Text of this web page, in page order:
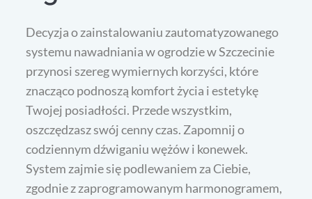
Decyzja o zainstalowaniu zautomatyzowanego
systemu nawadniania w ogrodzie w Szczecinie
przynosi szereg wymiernych korzyści, które
znacząco podnoszą komfort życia i estetykę
Twojej posiadłości. Przede wszystkim,
oszczędzasz swój cenny czas. Zapomnij o
codziennym dźwiganiu wężów i konewek.
System zajmie się podlewaniem za Ciebie,
zgodnie z zaprogramowanym harmonogramem,